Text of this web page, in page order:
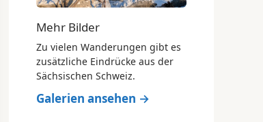
Mehr Bilder
Zu vielen Wanderungen gibt es
zusätzliche Eindrücke aus der
Sächsischen Schweiz.
Galerien ansehen →